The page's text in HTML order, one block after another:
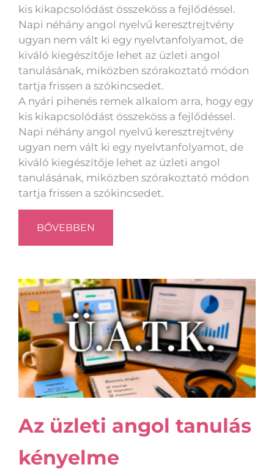
kis kikapcsolódást összeköss a fejlődéssel.
Napi néhány angol nyelvű keresztrejtvény
ugyan nem vált ki egy nyelvtanfolyamot, de
kiváló kiegészítője lehet az üzleti angol
tanulásának, miközben szórakoztató módon
tartja frissen a szókincsedet.
A nyári pihenés remek alkalom arra, hogy egy
kis kikapcsolódást összeköss a fejlődéssel.
Napi néhány angol nyelvű keresztrejtvény
ugyan nem vált ki egy nyelvtanfolyamot, de
kiváló kiegészítője lehet az üzleti angol
tanulásának, miközben szórakoztató módon
tartja frissen a szókincsedet.
BŐVEBBEN
Az üzleti angol tanulás
kényelme